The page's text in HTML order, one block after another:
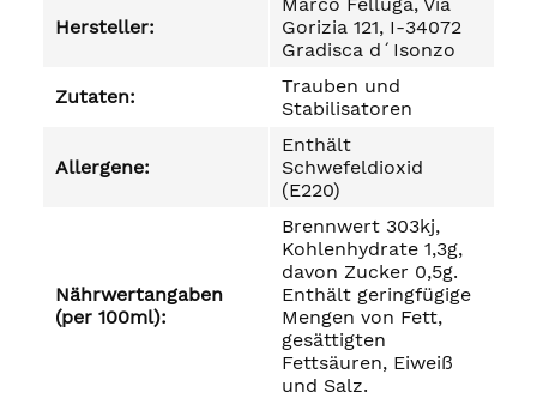
Hersteller:
Gorizia 121, I-34072
Gradisca d´Isonzo
Zutaten:
Trauben und
Stabilisatoren
Allergene:
Enthält
Schwefeldioxid
(E220)
Nährwertangaben
(per 100ml):
Brennwert 303kj,
Kohlenhydrate 1,3g,
davon Zucker 0,5g.
Enthält geringfügige
Mengen von Fett,
gesättigten
Fettsäuren, Eiweiß
und Salz.